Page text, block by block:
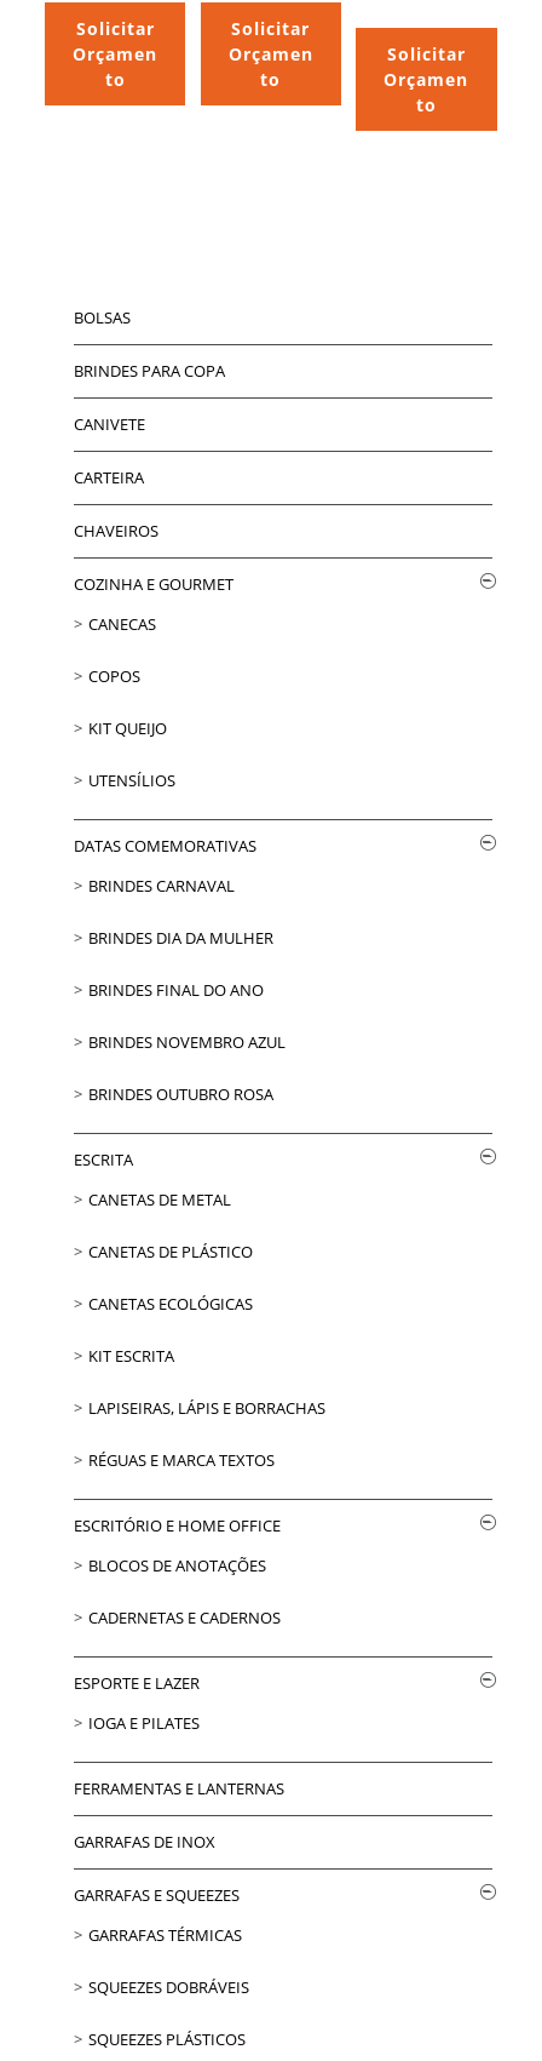
Solicitar
Orçamen
to
Solicitar
Orçamen
to
Solicitar
Orçamen
to
BOLSAS
BRINDES PARA COPA
CANIVETE
CARTEIRA
CHAVEIROS
COZINHA E GOURMET
CANECAS
COPOS
KIT QUEIJO
UTENSÍLIOS
DATAS COMEMORATIVAS
BRINDES CARNAVAL
BRINDES DIA DA MULHER
BRINDES FINAL DO ANO
BRINDES NOVEMBRO AZUL
BRINDES OUTUBRO ROSA
ESCRITA
CANETAS DE METAL
CANETAS DE PLÁSTICO
CANETAS ECOLÓGICAS
KIT ESCRITA
LAPISEIRAS, LÁPIS E BORRACHAS
RÉGUAS E MARCA TEXTOS
ESCRITÓRIO E HOME OFFICE
BLOCOS DE ANOTAÇÕES
CADERNETAS E CADERNOS
ESPORTE E LAZER
IOGA E PILATES
FERRAMENTAS E LANTERNAS
GARRAFAS DE INOX
GARRAFAS E SQUEEZES
GARRAFAS TÉRMICAS
SQUEEZES DOBRÁVEIS
SQUEEZES PLÁSTICOS